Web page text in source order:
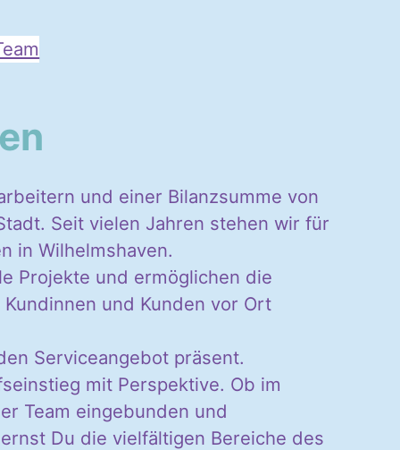
und einer Bilanzsumme von
Seit vielen Jahren stehen wir für
in Wilhelmshaven.
Projekte und ermöglichen die
und Kunden vor Ort
Serviceangebot präsent.
mit Perspektive. Ob im
Team eingebunden und
Du die vielfältigen Bereiche des